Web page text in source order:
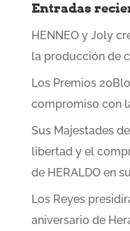
Entradas
HENNEO y Joly
la producción de
Los Premios
compromiso con
Sus Majestades
libertad y el
de HERALDO en
Los Reyes
aniversario de